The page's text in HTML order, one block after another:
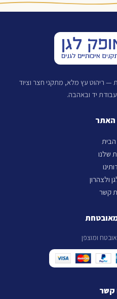
— ריהוט עץ מלא, מתקני חצר וציוד
יד ובאהבה.
שלנו
ולצהרון
קשר
ומוצפן
קשר